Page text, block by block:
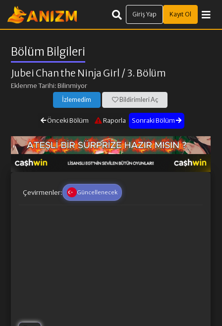
Giriş Yap Kayıt Ol
Bölüm Bilgileri
Jubei Chan the Ninja Girl / 3. Bölüm
Eklenme Tarihi: Bilinmiyor
İzlemedim Bildirimleri Aç
Önceki Bölüm Raporla Sonraki Bölüm
Çevirmenler: Güncellenecek